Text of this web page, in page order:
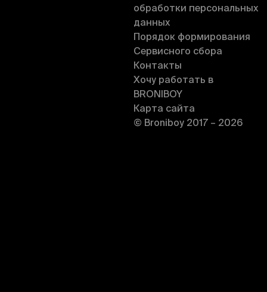
обработки персональных
данных
Порядок формирования
Сервисного сбора
Контакты
Хочу работать в
BRONIBOY
Карта сайта
© Broniboy 2017 – 2026